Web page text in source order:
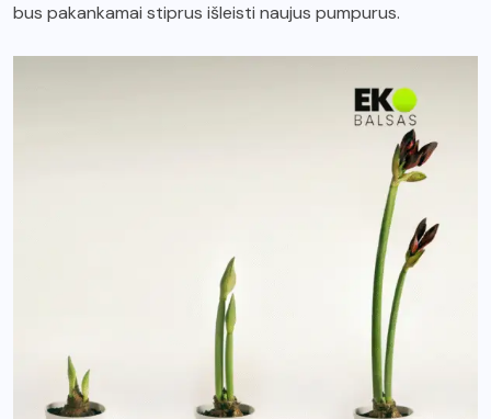
bus pakankamai stiprus išleisti naujus pumpurus.